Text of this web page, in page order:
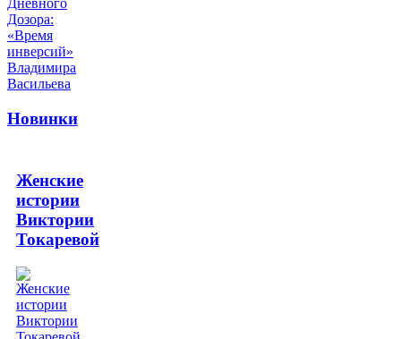
Новинки
Женские
истории
Виктории
Токаревой